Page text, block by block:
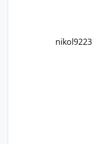
nikol92